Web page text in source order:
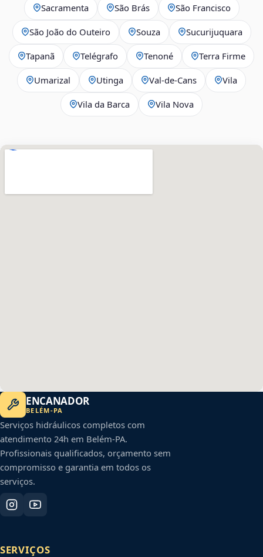
Sacramenta São Brás São Francisco
São João do Outeiro Souza Sucurijuquara
Tapanã Telégrafo Tenoné Terra Firme
Umarizal Utinga Val-de-Cans Vila
Vila da Barca Vila Nova
ENCANADOR
BELÉM-PA
Serviços hidráulicos completos com
atendimento 24h em Belém-PA.
Profissionais qualificados, orçamento sem
compromisso e garantia em todos os
serviços.
SERVIÇOS